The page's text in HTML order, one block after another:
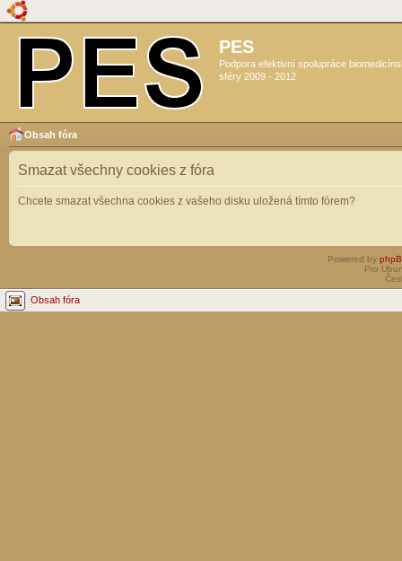
PES
Podpora efektivní spolupráce
sféry 2009 - 2012
Obsah fóra
Smazat všechny cookies z fóra
Chcete smazat všechna cookies z vašeho disku uložená tímto fórem?
Powered by
Pro
Obsah fóra